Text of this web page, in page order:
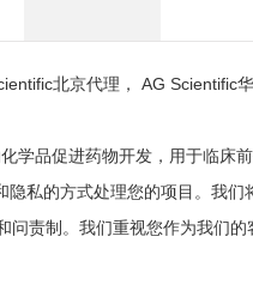
北京代理， AG Scientific
学品促进药物开发，用于临床
私的方式处理您的项目。我们
责制。我们重视您作为我们